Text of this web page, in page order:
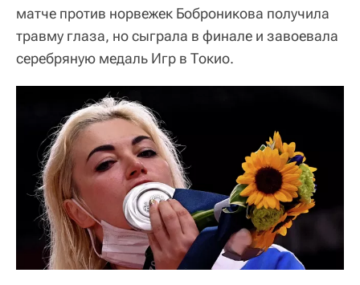
матче против норвежек Боброникова получила
травму глаза, но сыграла в финале и завоевала
серебряную медаль Игр в Токио.